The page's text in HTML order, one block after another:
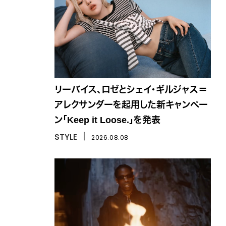
リーバイス、ロゼとシェイ・ギルジャス＝
アレクサンダーを起用した新キャンペー
ン「Keep it Loose.」を発表
STYLE 2026.08.08